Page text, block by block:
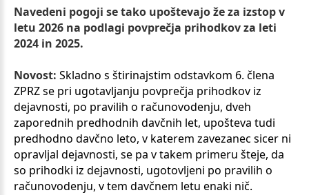
Navedeni pogoji se tako upoštevajo že za izstop v
letu 2026 na podlagi povprečja prihodkov za leti
2024 in 2025.
Novost: Skladno s štirinajstim odstavkom 6. člena
ZPRZ se pri ugotavljanju povprečja prihodkov iz
dejavnosti, po pravilih o računovodenju, dveh
zaporednih predhodnih davčnih let, upošteva tudi
predhodno davčno leto, v katerem zavezanec sicer ni
opravljal dejavnosti, se pa v takem primeru šteje, da
so prihodki iz dejavnosti, ugotovljeni po pravilih o
računovodenju, v tem davčnem letu enaki nič.